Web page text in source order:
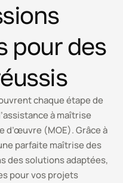
pour des
chaque étape de
à maîtrise
d’œuvre (MOE). Grâce à
parfaite maîtrise des
des solutions adaptées,
pour vos projets